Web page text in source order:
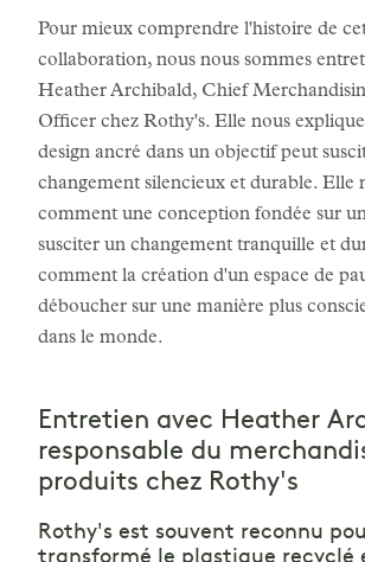
Pour mieux comprendre l'histoire de
collaboration, nous nous sommes
Heather Archibald, Chief
Officer chez Rothy's. Elle nous
design ancré dans un objectif peut
changement silencieux et durable. Elle
comment une conception fondée sur
susciter un changement tranquille et
comment la création d'un espace de
déboucher sur une manière plus
dans le monde.
Entretien avec Heather
responsable du
produits chez Rothy's
Rothy's est souvent reconnu